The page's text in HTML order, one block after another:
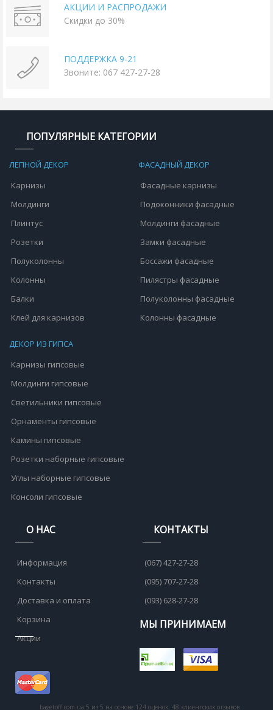
АКЦИИ И РАСПРОДАЖИ
Скидки до 30%
ПОДДЕРЖКА 9-21
Звоните: 067 427-27-28
ПОПУЛЯРНЫЕ КАТЕГОРИИ
ЛЕПНОЙ ДЕКОР
Карнизы
Молдинги
Плинтус
Розетки
Полуколонны
Колонны
Балки
Клей для карнизов
ФАСАДНЫЙ ДЕКОР
Фасадные карнизы
Подоконники фасадные
Молдинги фасадные
Замки фасадные
Боссажи фасадные
Пилястры фасадные
Полуколонны фасадные
Колонны фасадные
ДЕКОР ИЗ ГИПСА
Карнизы гипсовые
Молдинги гипсовые
Светильники гипсовые
Орнаменты гипсовые
Камины гипсовые
Розетки наборные гипсовые
Углы наборные гипсовые
Консоли гипсовые
О НАС
Информация
Контакты
Доставка и оплата
Корзина
Акции
КОНТАКТЫ
(067) 427-27-28
(095) 707-27-28
(093) 628-27-28
МЫ ПРИНИМАЕМ
bagetoff.com.ua 5 из 5 на основе 124 оценок. 48 клиентских отзывов